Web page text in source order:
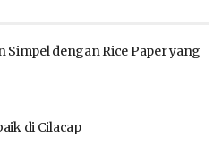
Simpel dengan Rice Paper yang
di Cilacap